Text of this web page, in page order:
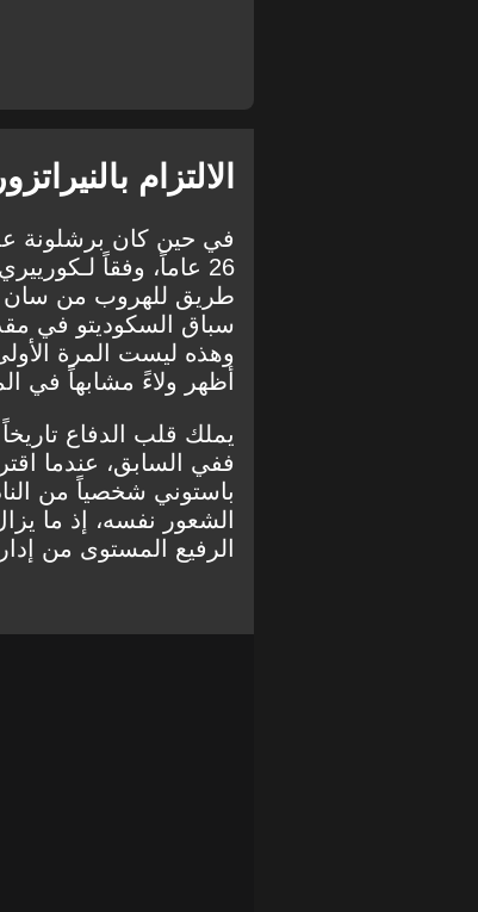
الالتزام
في حين كان برشلونة
26 عاماً، وفقاً لـ
طريق للهروب من سان
سباق السكوديتو في
وهذه ليست المرة
أظهر ولاءً مشابهاً في
يملك قلب الدفاع
ففي السابق، عندما
باستوني شخصياً من
الشعور نفسه، إذ ما
الرفيع المستوى من